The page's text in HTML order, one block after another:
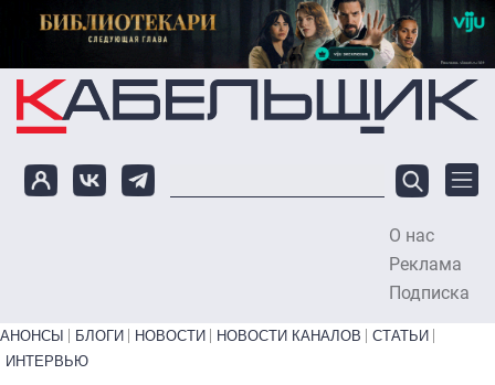
Перейти к основному содержанию
О нас
Реклама
Подписка
Primary links bottom
АНОНСЫ БЛОГИ НОВОСТИ НОВОСТИ КАНАЛОВ
СТАТЬИ
ИНТЕРВЬЮ